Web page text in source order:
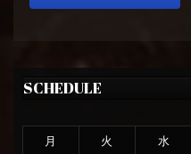
SCHEDULE
月 火 水